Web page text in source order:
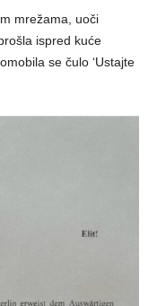
mrežama, uoči
ispred kuće
se čulo ‘Ustajte